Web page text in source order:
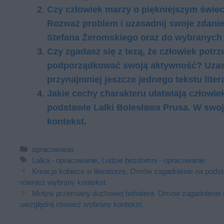
Czy człowiek marzy o piękniejszym
Rozważ problem i uzasadnij swoje
Stefana Żeromskiego oraz do
Czy zgadasz się z tezą, że człowiek
podporządkować swoją aktywność?
przynajmniej jeszcze jednego tekstu
Jakie cechy charakteru ułatwiają
podstawie Lalki Bolesława Prusa. W
kontekst.
Kategorie
opracowania
Tagi
Lalka - opracowanie, Ludzie bezdomni - opracowanie
Kreacje kobiece w literaturze. Omów zagadnienie na
również wybrany kontekst.
Motyw przemiany duchowej bohatera. Omów
uwzględnij również wybrany kontekst.